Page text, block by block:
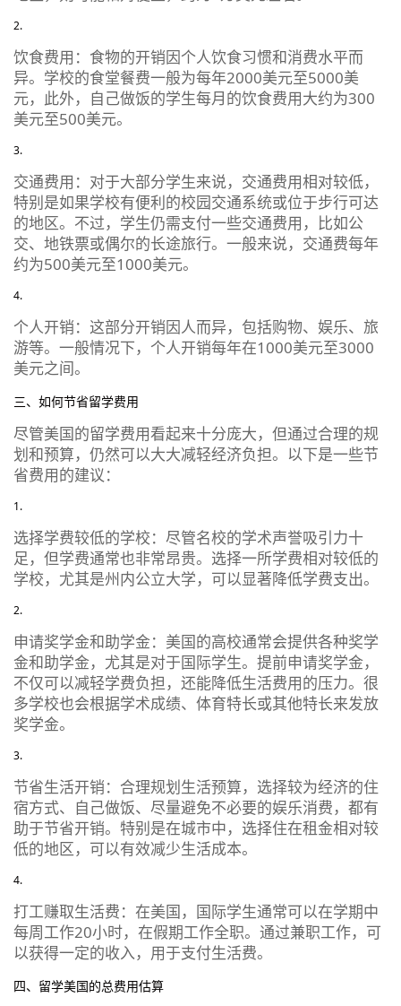
饮食费用：食物的开销因个人饮食习惯和消费水平而
异。学校的食堂餐费一般为每年2000美元至5000美
元，此外，自己做饭的学生每月的饮食费用大约为300
美元至500美元。
交通费用：对于大部分学生来说，交通费用相对较低，
特别是如果学校有便利的校园交通系统或位于步行可达
的地区。不过，学生仍需支付一些交通费用，比如公
交、地铁票或偶尔的长途旅行。一般来说，交通费每年
约为500美元至1000美元。
个人开销：这部分开销因人而异，包括购物、娱乐、旅
游等。一般情况下，个人开销每年在1000美元至3000
美元之间。
三、如何节省留学费用
尽管美国的留学费用看起来十分庞大，但通过合理的规
划和预算，仍然可以大大减轻经济负担。以下是一些节
省费用的建议：
选择学费较低的学校：尽管名校的学术声誉吸引力十
足，但学费通常也非常昂贵。选择一所学费相对较低的
学校，尤其是州内公立大学，可以显著降低学费支出。
申请奖学金和助学金：美国的高校通常会提供各种奖学
金和助学金，尤其是对于国际学生。提前申请奖学金，
不仅可以减轻学费负担，还能降低生活费用的压力。很
多学校也会根据学术成绩、体育特长或其他特长来发放
奖学金。
节省生活开销：合理规划生活预算，选择较为经济的住
宿方式、自己做饭、尽量避免不必要的娱乐消费，都有
助于节省开销。特别是在城市中，选择住在租金相对较
低的地区，可以有效减少生活成本。
打工赚取生活费：在美国，国际学生通常可以在学期中
每周工作20小时，在假期工作全职。通过兼职工作，可
以获得一定的收入，用于支付生活费。
四、留学美国的总费用估算